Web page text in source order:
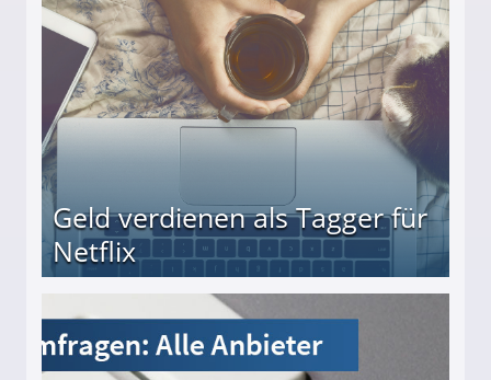
Geld verdienen als Tagger für
Netflix